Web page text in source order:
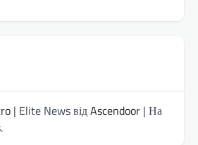
| Elite News відAscendoor | На
.